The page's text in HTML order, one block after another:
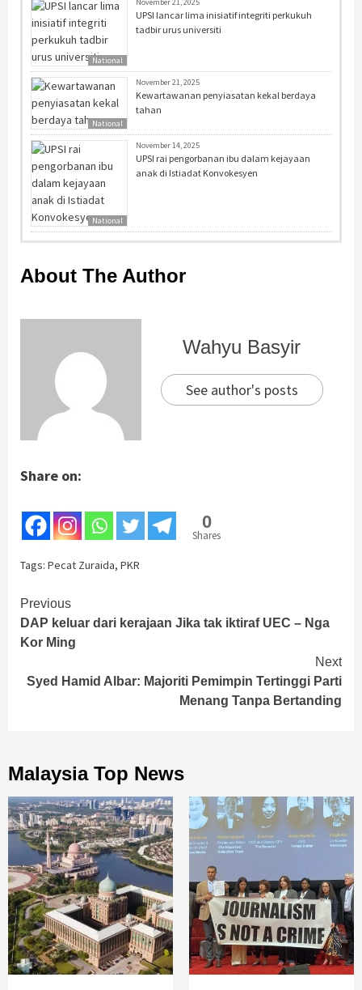
National
UPSI lancar lima inisiatif integriti perkukuh
tadbir urus universiti
National
November 21, 2025
Kewartawanan penyiasatan kekal berdaya
tahan
National
November 14, 2025
UPSI rai pengorbanan ibu dalam kejayaan
anak di Istiadat Konvokesyen
About The Author
Wahyu Basyir
See author's posts
Share on:
0
Shares
Tags: Pecat Zuraida, PKR
Continue
Reading
Previous
DAP keluar dari kerajaan Jika tak iktiraf UEC – Nga
Kor Ming
Next
Syed Hamid Albar: Majoriti Pemimpin Tertinggi Parti
Menang Tanpa Bertanding
Malaysia Top News